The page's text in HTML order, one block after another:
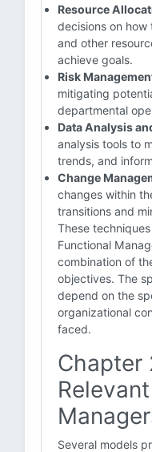
Resource
decisions on
and other
achieve goals.
Risk
mitigating
departmental
Data Analysis
analysis tools to
trends, and
Change
changes within
transitions and
These
Functional
combination of
objectives. The
depend on the
organizational
faced.
Chapter
Several models